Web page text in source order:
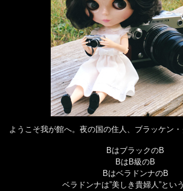
ようこそ我が館へ。夜の国の住人、ブラッケン・
BはブラックのB
BはB級のB
BはベラドンナのB
ベラドンナは”美しき貴婦人”とい